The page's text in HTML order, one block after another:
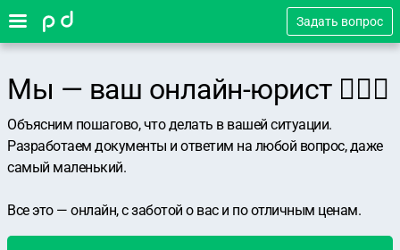
Задать вопрос
Мы — ваш онлайн-юрист 👨🏻‍⚖️
Объясним пошагово, что делать в вашей ситуации.
Разработаем документы и ответим на любой вопрос, даже
самый маленький.
Все это — онлайн, с заботой о вас и по отличным ценам.